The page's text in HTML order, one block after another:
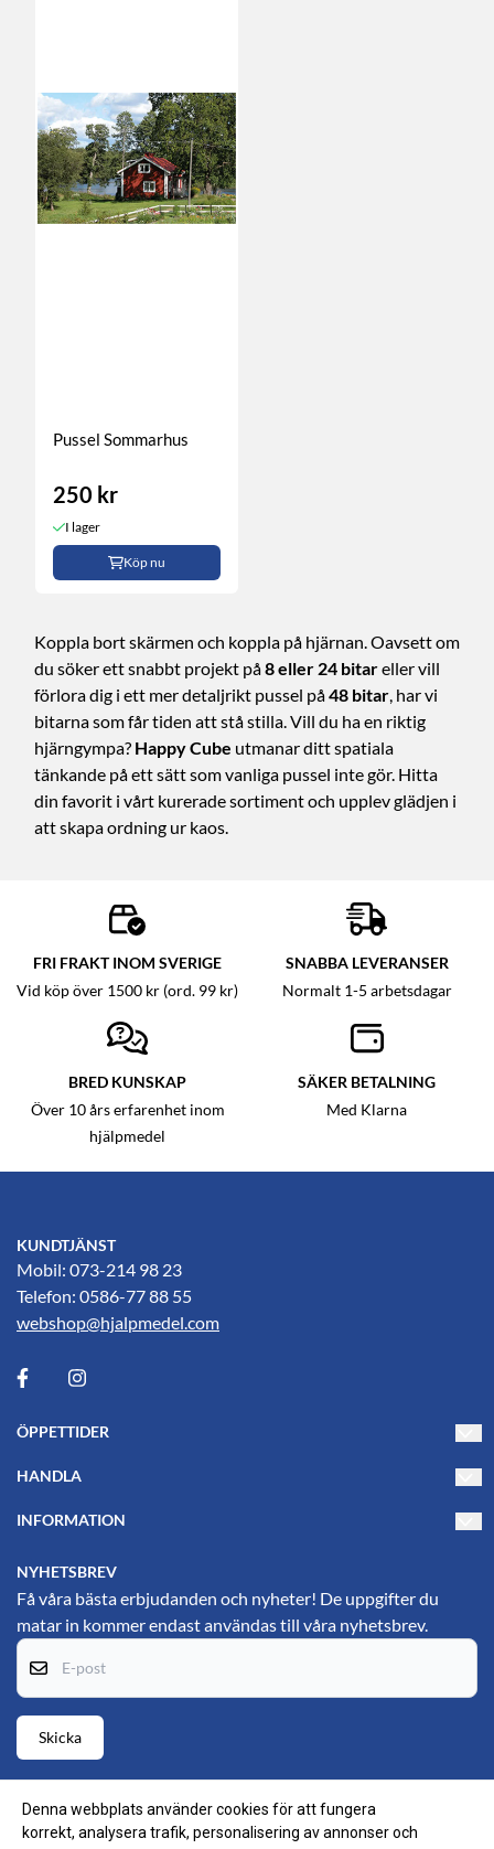
Pussel Sommarhus
250 kr
I lager
Köp nu
Koppla bort skärmen och koppla på hjärnan. Oavsett om
du söker ett snabbt projekt på8 eller 24 bitareller vill
förlora dig i ett mer detaljrikt pussel på48 bitar , har vi
bitarna som får tiden att stå stilla. Vill du ha en riktig
hjärngympa? Happy Cube utmanar ditt spatiala
tänkande på ett sätt som vanliga pussel inte gör. Hitta
din favorit i vårt kurerade sortiment och upplev glädjen i
att skapa ordning ur kaos.
FRI FRAKT INOM SVERIGE
Vid köp över 1500 kr (ord. 99 kr)
SNABBA LEVERANSER
Normalt 1-5 arbetsdagar
BRED KUNSKAP
Över 10 års erfarenhet inom
hjälpmedel
SÄKER BETALNING
Med Klarna
KUNDTJÄNST
Mobil: 073-214 98 23
Telefon: 0586-77 88 55
webshop@hjalpmedel.com
ÖPPETTIDER
Fredag 10-15
PL's Hjälpmedelsbutik
69134 Karlskoga
Hitta till oss (Google maps)
HANDLA
INFORMATION
Blogg
Nyhetsbrev
Om cookies
NYHETSBREV
Få våra bästa erbjudanden och nyheter! De uppgifter du
matar in kommer endast användas till våra nyhetsbrev.
E-post
Skicka
Denna webbplats använder cookies för att fungera
korrekt, analysera trafik, personalisering av annonser och